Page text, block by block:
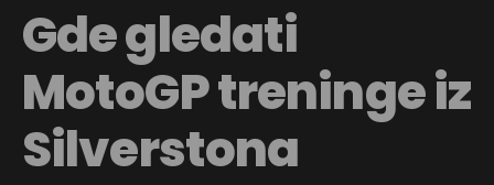
Gde gledati
MotoGP treninge iz
Silverstona